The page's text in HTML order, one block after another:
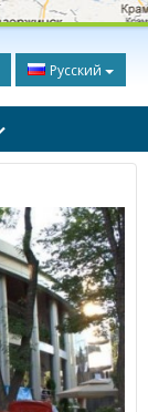
Русский